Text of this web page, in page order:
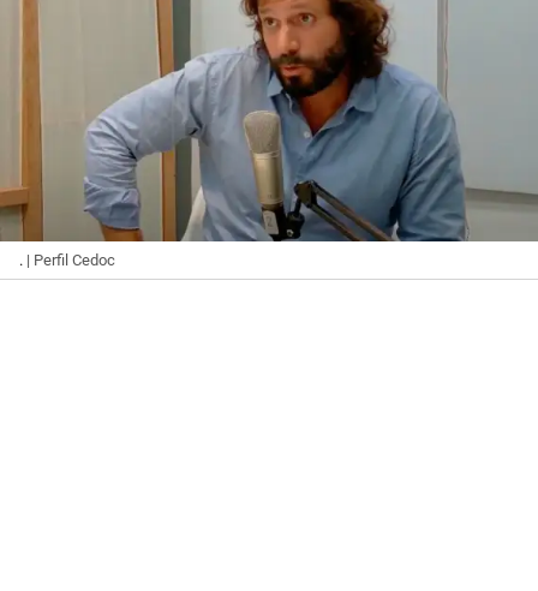
. | Perfil Cedoc